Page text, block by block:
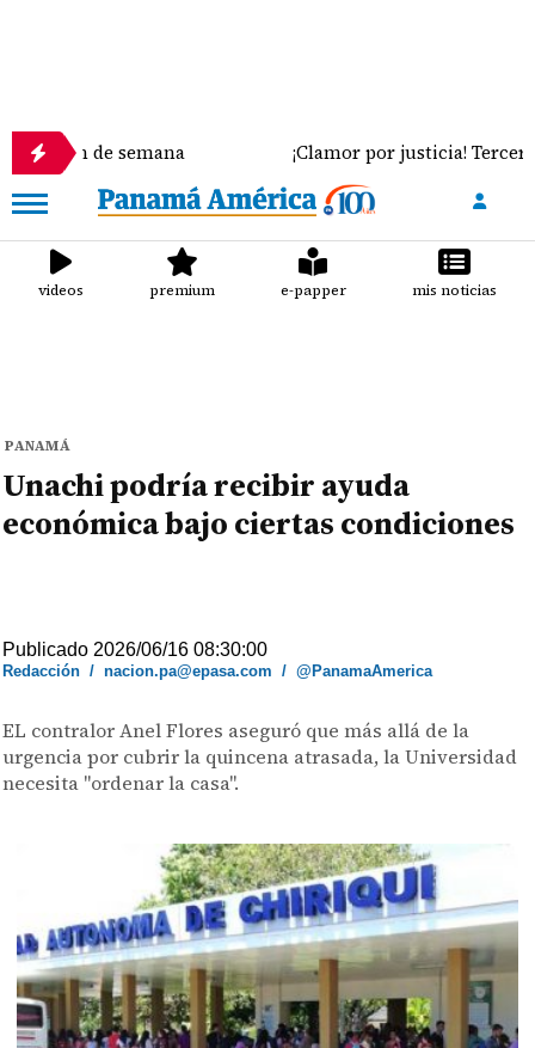
semana ¡Clamor por justicia! Tercer día del
videos premium e-papper mis noticias
PANAMÁ
Unachi podría recibir ayuda
económica bajo ciertas condiciones
Publicado 2026/06/16 08:30:00
Redacción /nacion.pa@epasa.com /@PanamaAmerica
EL contralor Anel Flores aseguró que más allá de la
urgencia por cubrir la quincena atrasada, la Universidad
necesita "ordenar la casa".